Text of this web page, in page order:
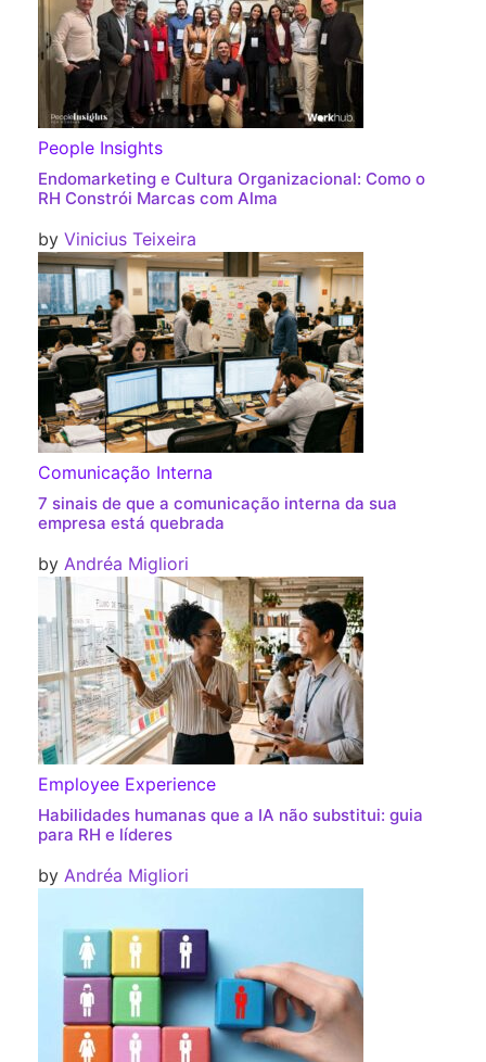
People Insights
Endomarketing e Cultura Organizacional: Como o
RH Constrói Marcas com Alma
by Vinicius Teixeira
Comunicação Interna
7 sinais de que a comunicação interna da sua
empresa está quebrada
by Andréa Migliori
Employee Experience
Habilidades humanas que a IA não substitui: guia
para RH e líderes
by Andréa Migliori